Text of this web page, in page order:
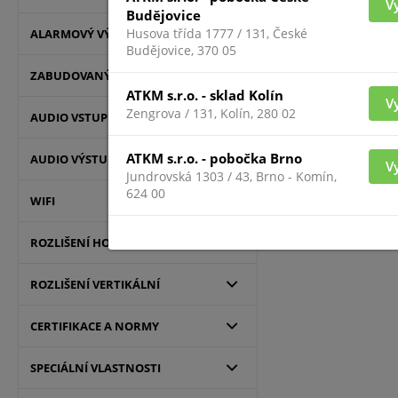
ALARMOVÝ VÝSTUP
ZABUDOVANÝ MIKROFON
AUDIO VSTUP
AUDIO VÝSTUP
WIFI
ROZLIŠENÍ HORIZONTÁLNÍ
ROZLIŠENÍ VERTIKÁLNÍ
CERTIFIKACE A NORMY
SPECIÁLNÍ VLASTNOSTI
Pre zobrazenie
prihlásený
Budějovice
Husova třída 1777 / 131, České
Budějovice, 370 05
ATKM s.r.o. - sklad Kolín
Zengrova / 131, Kolín, 280 02
ATKM s.r.o. - pobočka Brno
Jundrovská 1303 / 43, Brno - Komín,
624 00